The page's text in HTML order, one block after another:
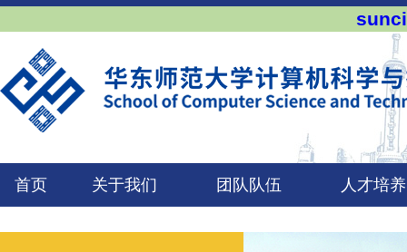
首页 关于我们 团队队伍 人才培养